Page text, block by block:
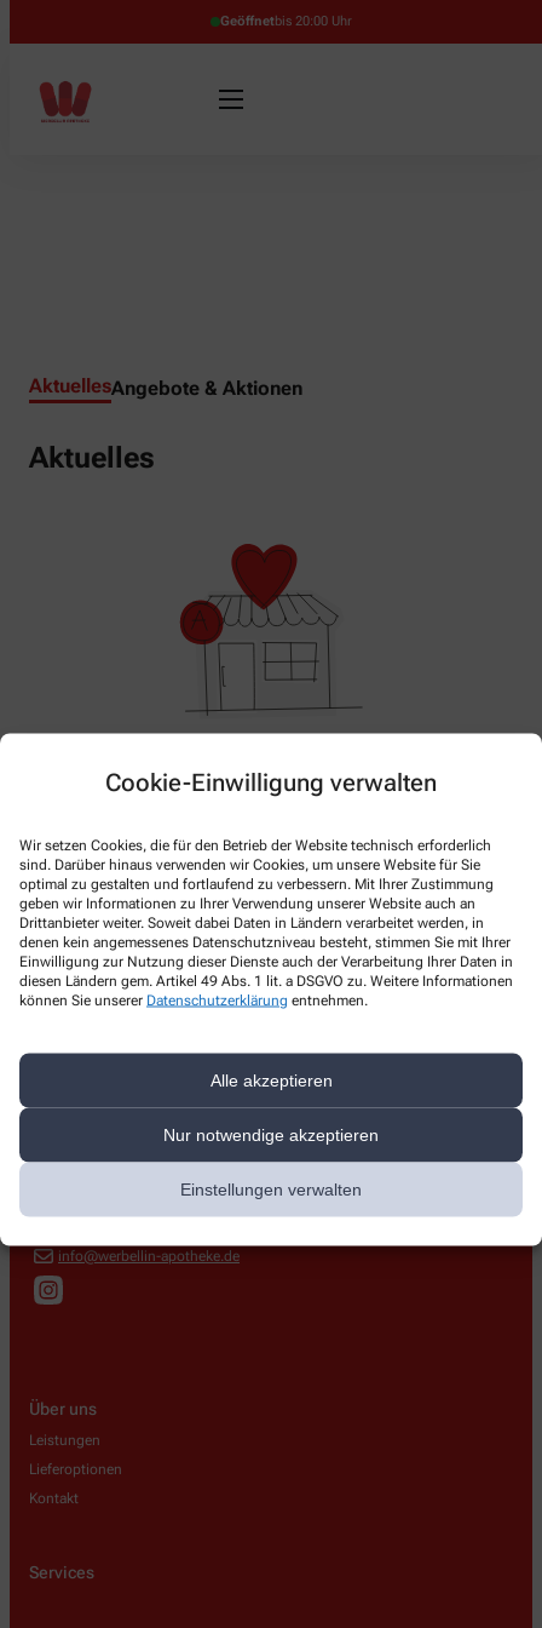
Cookie-Einwilligung verwalten
Wir setzen Cookies, die für den Betrieb der Website technisch erforderlich
sind. Darüber hinaus verwenden wir Cookies, um unsere Website für Sie
optimal zu gestalten und fortlaufend zu verbessern. Mit Ihrer Zustimmung
geben wir Informationen zu Ihrer Verwendung unserer Website auch an
Drittanbieter weiter. Soweit dabei Daten in Ländern verarbeitet werden, in
denen kein angemessenes Datenschutzniveau besteht, stimmen Sie mit Ihrer
Einwilligung zur Nutzung dieser Dienste auch der Verarbeitung Ihrer Daten in
diesen Ländern gem. Artikel 49 Abs. 1 lit. a DSGVO zu. Weitere Informationen
können Sie unserer Datenschutzerklärung entnehmen.
Alle akzeptieren
Nur notwendige akzeptieren
Einstellungen verwalten
Geöffnetbis 20:00 Uhr
AktuellesAngebote & Aktionen
Aktuelles
später wieder vorbei!
Werbellin-Apotheke
+49-30-6223219
info@werbellin-apotheke.de
Über uns
Leistungen
Lieferoptionen
Kontakt
Services